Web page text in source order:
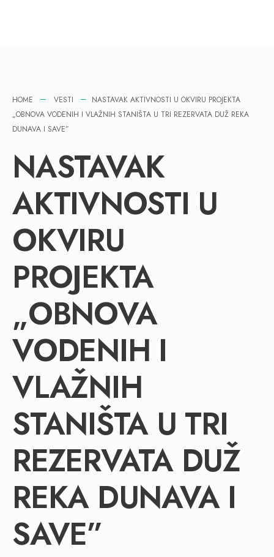
HOME VESTI
NASTAVAK AKTIVNOSTI U OKVIRU PROJEKTA
„OBNOVA VODENIH I VLAŽNIH STANIŠTA U TRI REZERVATA DUŽ REKA
DUNAVA I SAVE”
NASTAVAK
AKTIVNOSTI U
OKVIRU
PROJEKTA
„OBNOVA
VODENIH I
VLAŽNIH
STANIŠTA U TRI
REZERVATA DUŽ
REKA DUNAVA I
SAVE”